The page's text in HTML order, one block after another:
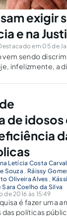
exigir
e na
em 05 de
vem sendo
infelizmente, a
admitir o
de idosos
Letícia Costa
Souza , Ráissy
Oliveira Alves ,
Sara Coelho da Silva
2016 às 15:49
é fazer uma
políticas